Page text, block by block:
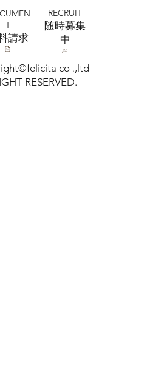
co .,ltd
RESERVED.
T
請求
RECRUIT
​随時募集
中